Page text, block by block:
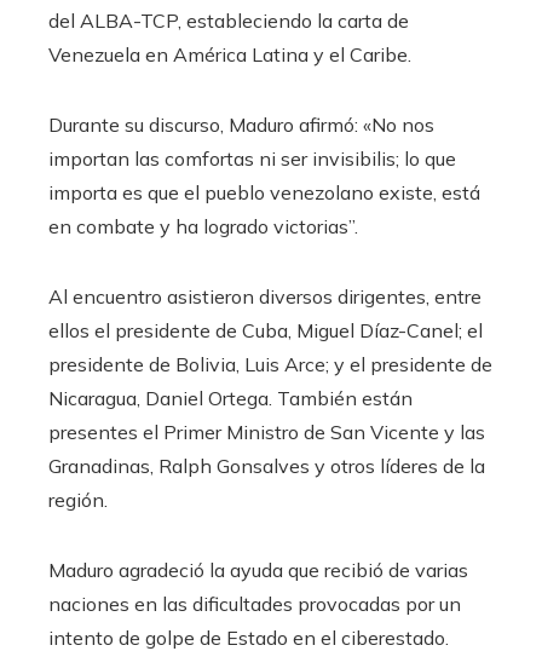
del ALBA-TCP, estableciendo la carta de
Venezuela en América Latina y el Caribe.
Durante su discurso, Maduro afirmó: «No nos
importan las comfortas ni ser invisibilis; lo que
importa es que el pueblo venezolano existe, está
en combate y ha logrado victorias”.
Al encuentro asistieron diversos dirigentes, entre
ellos el presidente de Cuba, Miguel Díaz-Canel; el
presidente de Bolivia, Luis Arce; y el presidente de
Nicaragua, Daniel Ortega. También están
presentes el Primer Ministro de San Vicente y las
Granadinas, Ralph Gonsalves y otros líderes de la
región.
Maduro agradeció la ayuda que recibió de varias
naciones en las dificultades provocadas por un
intento de golpe de Estado en el ciberestado.